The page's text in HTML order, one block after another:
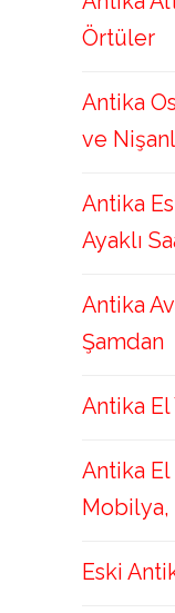
Örtüler
Antika
ve
Antika
Ayaklı
Antika
Şamdan
Antika El
Antika
Mobilya,
Eski